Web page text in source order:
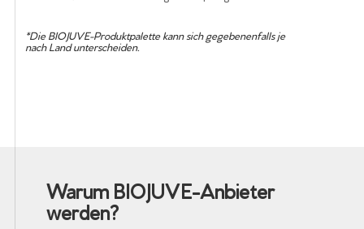
*Die BIOJUVE-Produktpalette kann sich gegebenenfalls je
nach Land unterscheiden.
Warum BIOJUVE-Anbieter
werden?